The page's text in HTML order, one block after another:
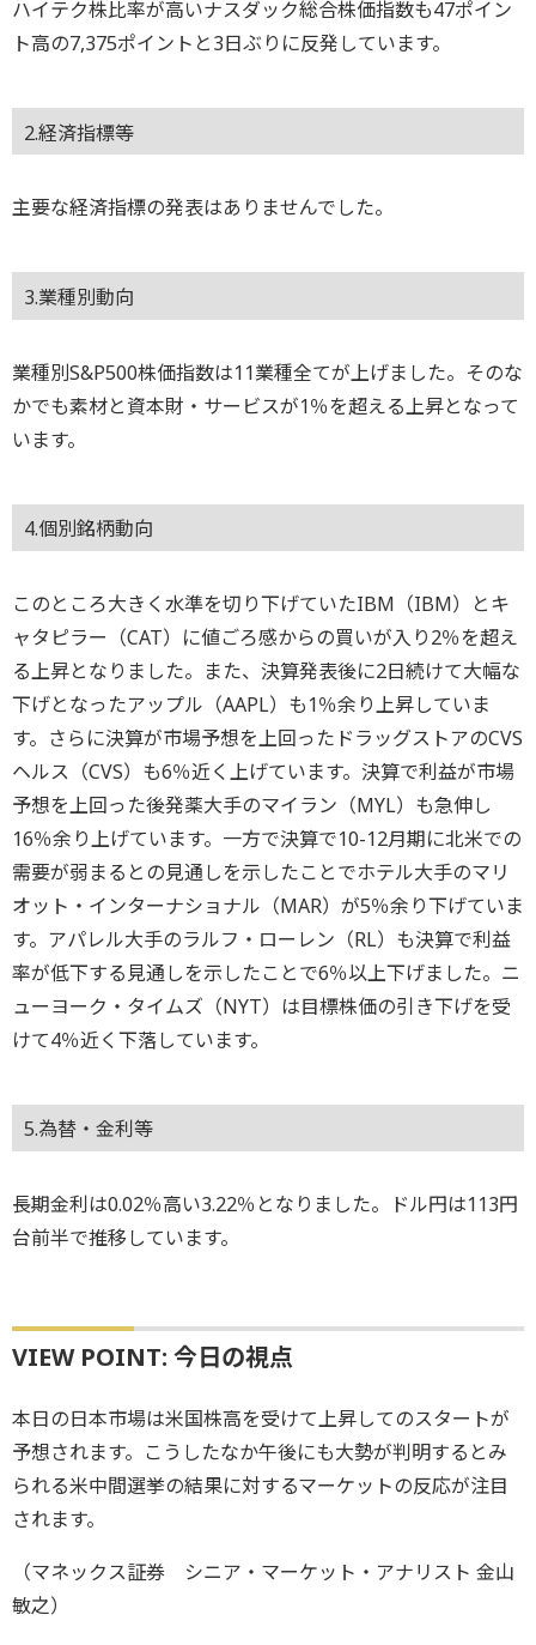
ハイテク株比率が高いナスダック総合株価指数も47ポイン
ト高の7,375ポイントと3日ぶりに反発しています。
2.経済指標等
主要な経済指標の発表はありませんでした。
3.業種別動向
業種別S&P500株価指数は11業種全てが上げました。そのな
かでも素材と資本財・サービスが1％を超える上昇となって
います。
4.個別銘柄動向
このところ大きく水準を切り下げていたIBM（IBM）とキ
ャタピラー（CAT）に値ごろ感からの買いが入り2％を超え
る上昇となりました。また、決算発表後に2日続けて大幅な
下げとなったアップル（AAPL）も1％余り上昇していま
す。さらに決算が市場予想を上回ったドラッグストアのCVS
ヘルス（CVS）も6％近く上げています。決算で利益が市場
予想を上回った後発薬大手のマイラン（MYL）も急伸し
16％余り上げています。一方で決算で10-12月期に北米での
需要が弱まるとの見通しを示したことでホテル大手のマリ
オット・インターナショナル（MAR）が5％余り下げていま
す。アパレル大手のラルフ・ローレン（RL）も決算で利益
率が低下する見通しを示したことで6％以上下げました。ニ
ューヨーク・タイムズ（NYT）は目標株価の引き下げを受
けて4％近く下落しています。
5.為替・金利等
長期金利は0.02％高い3.22％となりました。ドル円は113円
台前半で推移しています。
VIEW POINT: 今日の視点
本日の日本市場は米国株高を受けて上昇してのスタートが
予想されます。こうしたなか午後にも大勢が判明するとみ
られる米中間選挙の結果に対するマーケットの反応が注目
されます。
（マネックス証券 シニア・マーケット・アナリスト 金山
敏之）